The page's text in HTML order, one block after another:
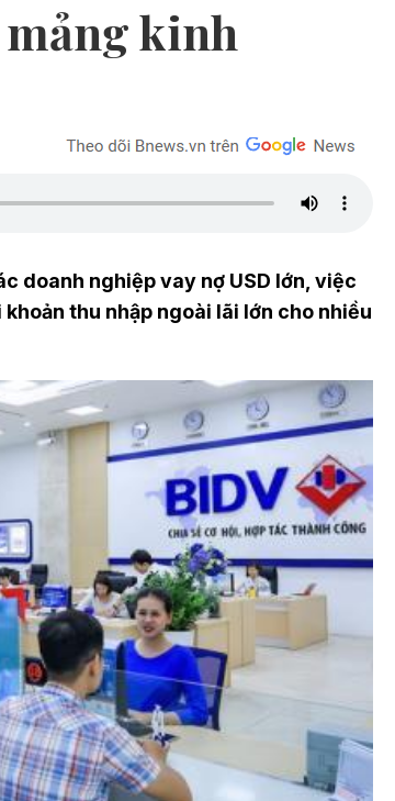
kinh
doanh nghiệp vay nợ USD lớn, việc
thu nhập ngoài lãi lớn cho nhiều